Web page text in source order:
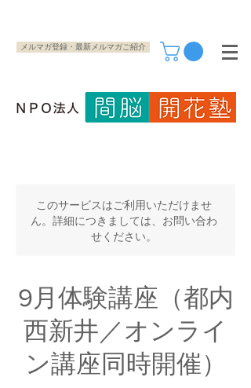
メルマガ登録・最新メルマガご紹介
このサービスはご利用いただけませ
ん。詳細につきましては、お問い合わ
せください。
9月体験講座（都内
西新井／オンライ
ン講座同時開催）